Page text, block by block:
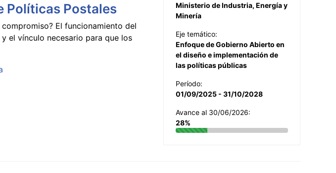
Políticas Postales
El funcionamiento del
el vínculo necesario para que los
Ministerio de Industria, Energía y
Minería
Eje temático:
Enfoque de Gobierno Abierto en
el diseño e implementación de
las políticas públicas
Período:
01/09/2025 - 31/10/2028
Avance al 30/06/2026:
28%